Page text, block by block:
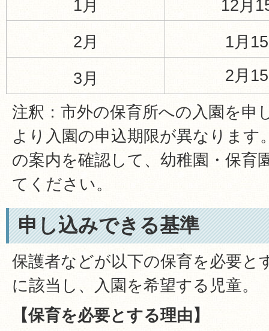
1月
12月
2月
1月
3月
2月
注釈：市外の保育所への入園を申
より入園の申込期限が異なります
の案内を確認して、幼稚園・保育
てください。
申し込みできる基準
保護者などが以下の保育を必要と
に該当し、入園を希望する児童。
【保育を必要とする理由】